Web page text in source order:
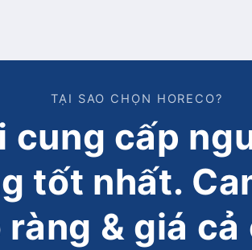
TẠI SAO CHỌN HORECO?
cung cấp
tốt nhất.
& giá